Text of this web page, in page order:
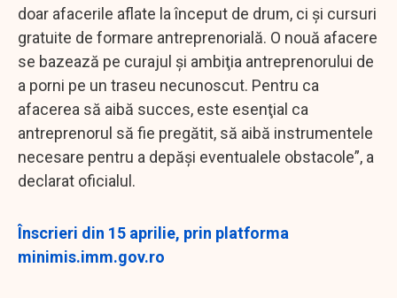
doar afacerile aflate la început de drum, ci şi cursuri
gratuite de formare antreprenorială. O nouă afacere
se bazează pe curajul şi ambiţia antreprenorului de
a porni pe un traseu necunoscut. Pentru ca
afacerea să aibă succes, este esenţial ca
antreprenorul să fie pregătit, să aibă instrumentele
necesare pentru a depăşi eventualele obstacole”, a
declarat oficialul.
Înscrieri din 15 aprilie, prin platforma
minimis.imm.gov.ro